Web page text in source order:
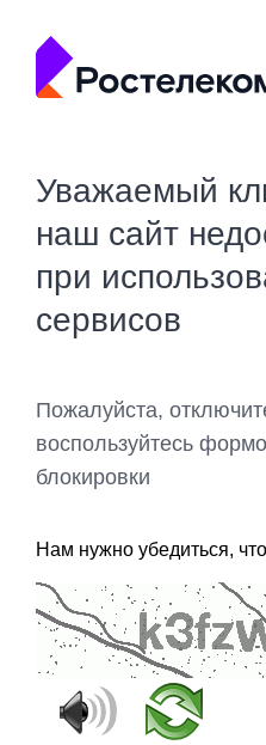
Уважаемый
наш сайт
при
сервисов
Пожалуйста,
воспользуйтесь
блокировки
Нам нужно убедиться,